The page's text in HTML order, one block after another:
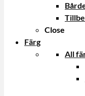
Close
Färg
All